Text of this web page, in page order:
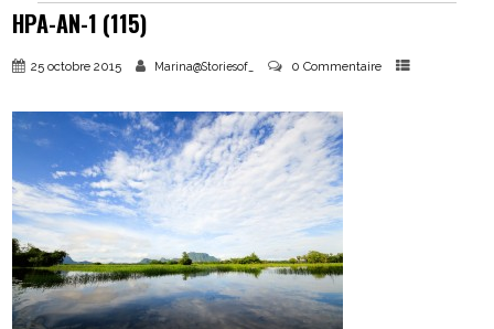
HPA-AN-1 (115)
25 octobre 2015 Marina@Storiesof_ 0 Commentaire